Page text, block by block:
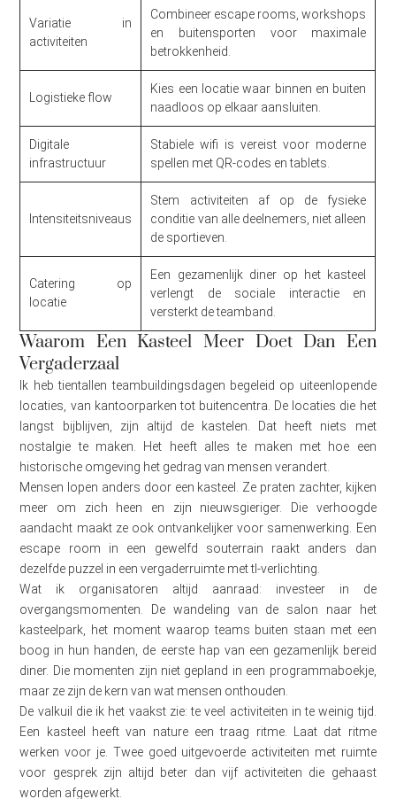
Variatie in
activiteiten
Combineer escape rooms, workshops
en buitensporten voor maximale
betrokkenheid.
Logistieke flow
Kies een locatie waar binnen en buiten
naadloos op elkaar aansluiten.
Digitale
infrastructuur
Stabiele wifi is vereist voor moderne
spellen met QR-codes en tablets.
Intensiteitsniveaus
Stem activiteiten af op de fysieke
conditie van alle deelnemers, niet alleen
de sportieven.
Catering op
locatie
Een gezamenlijk diner op het kasteel
verlengt de sociale interactie en
versterkt de teamband.
Waarom Een Kasteel Meer Doet Dan Een
Vergaderzaal
Ik heb tientallen teambuildingsdagen begeleid op uiteenlopende
locaties, van kantoorparken tot buitencentra. De locaties die het
langst bijblijven, zijn altijd de kastelen. Dat heeft niets met
nostalgie te maken. Het heeft alles te maken met hoe een
historische omgeving het gedrag van mensen verandert.
Mensen lopen anders door een kasteel. Ze praten zachter, kijken
meer om zich heen en zijn nieuwsgieriger. Die verhoogde
aandacht maakt ze ook ontvankelijker voor samenwerking. Een
escape room in een gewelfd souterrain raakt anders dan
dezelfde puzzel in een vergaderruimte met tl-verlichting.
Wat ik organisatoren altijd aanraad: investeer in de
overgangsmomenten. De wandeling van de salon naar het
kasteelpark, het moment waarop teams buiten staan met een
boog in hun handen, de eerste hap van een gezamenlijk bereid
diner. Die momenten zijn niet gepland in een programmaboekje,
maar ze zijn de kern van wat mensen onthouden.
De valkuil die ik het vaakst zie: te veel activiteiten in te weinig tijd.
Een kasteel heeft van nature een traag ritme. Laat dat ritme
werken voor je. Twee goed uitgevoerde activiteiten met ruimte
voor gesprek zijn altijd beter dan vijf activiteiten die gehaast
worden afgewerkt.